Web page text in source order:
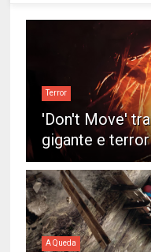
Terror
'Don't Move'
gigante e
A Queda